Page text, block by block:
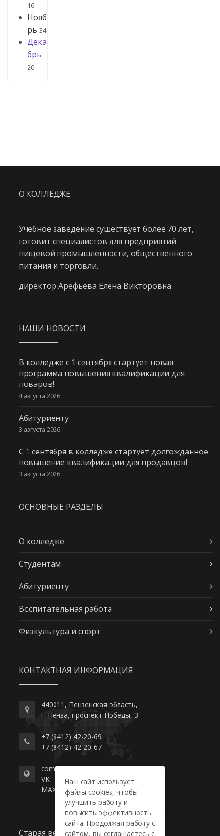
16
Нояб
рь 34
Дека
брь
20
О КОЛЛЕДЖЕ
Учебное заведение существует более 70 лет,
готовит специалистов для предприятий
пищевой промышленности, общественного
питания и торговли.
директор Арефьева Елена Викторовна
НАШИ НОВОСТИ
В колледже с 1 сентября стартует новая
программа повышения квалификации для
поваров!
4 августа 2026
Абитуриенту
3 августа 2026
С 1 сентября в колледже стартует долгожданное
повышение квалификации для продавцов!
3 августа 2026
ОСНОВНЫЕ РАЗДЕЛЫ
О колледже
Студентам
Абитуриенту
Воспитательная работа
Физкультура и спорт
КОНТАКТНАЯ ИНФОРМАЦИЯ
440011, Пензенская область,
г. Пенза, проспект Победы, 3
+7 (8412) 42-20-69
+7 (8412) 42-20-67
commerce-college.ru
VK
MAX
Старая версия сайта
Наш сайт использует
файлы cookies, чтобы
улучшить работу и
повысить эффективность
сайта. Продолжая работу с
сайтом, вы соглашаетесь с